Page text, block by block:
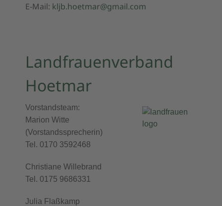
E-Mail: kljb.hoetmar@gmail.com
Landfrauenverband
Hoetmar
Vorstandsteam:
Marion Witte
(Vorstandssprecherin)
Tel. 0170 3592468
Christiane Willebrand
Tel. 0175 9686331
Julia Flaßkamp